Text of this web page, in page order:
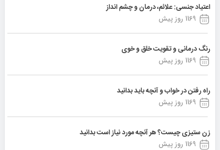
اعتیاد جنسی: علائم، درمان و چشم انداز
1169 روز پیش
رنگ درمانی و تقویت خلق و خوی
1169 روز پیش
راه رفتن در خواب و آنچه باید بدانید
1169 روز پیش
زن ستیزی چیست؟ هر آنچه مورد نیاز است بدانید
1169 روز پیش